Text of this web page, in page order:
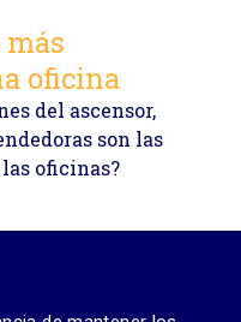
más
oficina
del ascensor,
son las
oficinas?